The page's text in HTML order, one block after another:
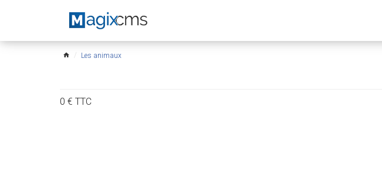
home Les animaux
0 € TTC